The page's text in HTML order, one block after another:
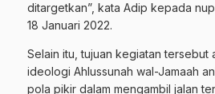
ditargetkan”, kata Adip kepada
18 Januari 2022.
Selain itu, tujuan kegiatan tersebut
ideologi Ahlussunah wal-Jamaah
pola pikir dalam mengambil jalan